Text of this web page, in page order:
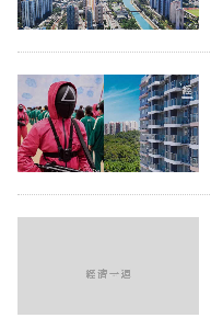
欄
訂
閱
區